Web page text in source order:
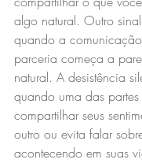
algo natural. Outro
quando a
parceria começa a
natural. A desistência
quando uma das
compartilhar seus
outro ou evita falar
acontecendo em suas